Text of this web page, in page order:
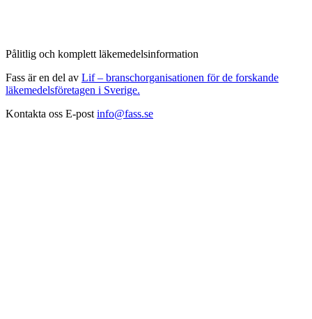
Pålitlig och komplett läkemedelsinformation
Fass är en del av Lif – branschorganisationen för de forskande
läkemedelsföretagen i Sverige.
Kontakta oss E-post info@fass.se